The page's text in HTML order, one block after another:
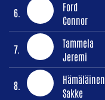
6.
Ford
Connor
7.
Tammela
Jeremi
8.
Hämäläinen
Sakke